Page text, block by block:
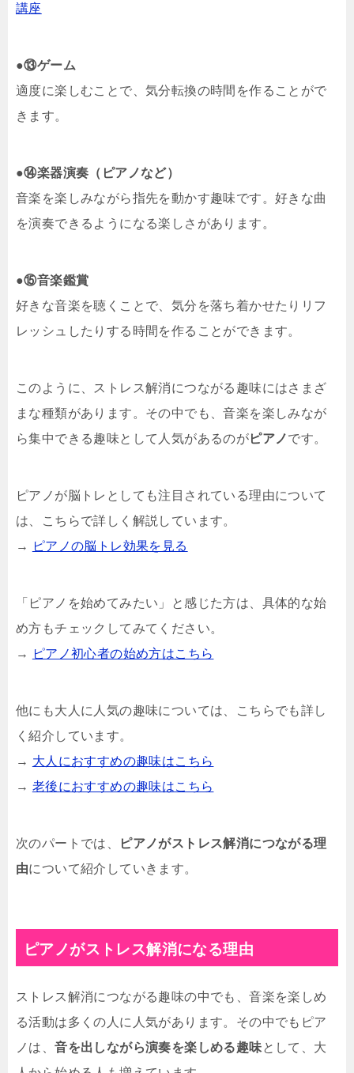
講座
●⑬ゲーム
適度に楽しむことで、気分転換の時間を作ることがで
きます。
●⑭楽器演奏（ピアノなど）
音楽を楽しみながら指先を動かす趣味です。好きな曲
を演奏できるようになる楽しさがあります。
●⑮音楽鑑賞
好きな音楽を聴くことで、気分を落ち着かせたりリフ
レッシュしたりする時間を作ることができます。
このように、ストレス解消につながる趣味にはさまざ
まな種類があります。その中でも、音楽を楽しみなが
ら集中できる趣味として人気があるのがピアノです。
ピアノが脳トレとしても注目されている理由について
は、こちらで詳しく解説しています。
→
ピアノの脳トレ効果を見る
「ピアノを始めてみたい」と感じた方は、具体的な始
め方もチェックしてみてください。
→
ピアノ初心者の始め方はこちら
他にも大人に人気の趣味については、こちらでも詳し
く紹介しています。
→ 大人におすすめの趣味はこちら
→ 老後におすすめの趣味はこちら
次のパートでは、
ピアノがストレス解消につながる理
由について紹介していきます。
ピアノがストレス解消になる理由
ストレス解消につながる趣味の中でも、音楽を楽しめ
る活動は多くの人に人気があります。その中でもピア
ノは、音を出しながら演奏を楽しめる趣味として、大